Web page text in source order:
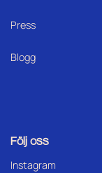
Press
Blogg
Följ oss
Instagram